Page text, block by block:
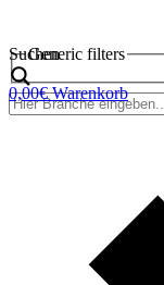
Suchen
Generic filters
0,00€ Warenkorb